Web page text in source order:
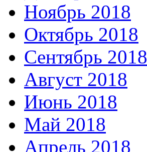
Ноябрь 2018
Октябрь 2018
Сентябрь 2018
Август 2018
Июнь 2018
Май 2018
Апрель 2018